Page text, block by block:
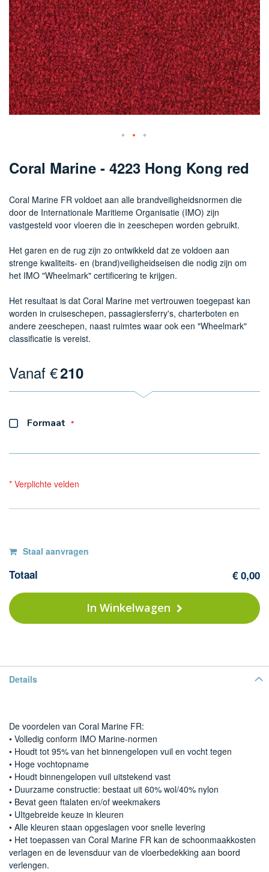
naar
het
van
de
afbeeldingen-
Coral Marine - 4223 Hong Kong red
Coral Marine FR voldoet aan alle brandveiligheidsnormen die
door de Internationale Maritieme Organisatie (IMO) zijn
vastgesteld voor vloeren die in zeeschepen worden gebruikt.
Het garen en de rug zijn zo ontwikkeld dat ze voldoen aan
strenge kwaliteits- en (brand)veiligheidseisen die nodig zijn om
het IMO "Wheelmark" certificering te krijgen.
Het resultaat is dat Coral Marine met vertrouwen toegepast kan
worden in cruiseschepen, passagiersferry's, charterboten en
andere zeeschepen, naast ruimtes waar ook een "Wheelmark"
classificatie is vereist.
Vanaf €210
Formaat
* Verplichte velden
Staal aanvragen
-
Op
Totaal € 0,00
In Winkelwagen
Details
De voordelen van Coral Marine FR:
• Volledig conform IMO Marine-normen
• Houdt tot 95% van het binnengelopen vuil en vocht tegen
• Hoge vochtopname
• Houdt binnengelopen vuil uitstekend vast
• Duurzame constructie: bestaat uit 60% wol/40% nylon
• Bevat geen ftalaten en/of weekmakers
• UItgebreide keuze in kleuren
• Alle kleuren staan opgeslagen voor snelle levering
• Het toepassen van Coral Marine FR kan de schoonmaakkosten
verlagen en de levensduur van de vloerbedekking aan boord
verlengen.